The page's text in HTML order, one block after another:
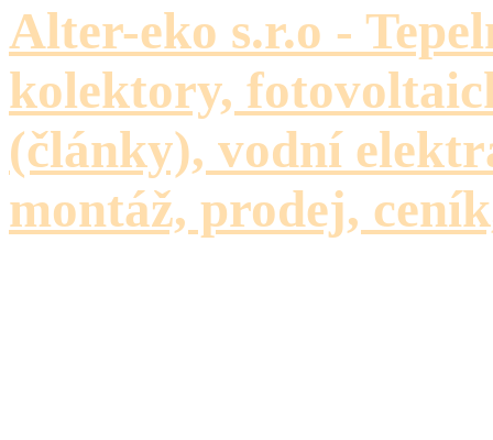
Alter-eko s.r.o -
kolektory,
(články), vodní
montáž, prodej,